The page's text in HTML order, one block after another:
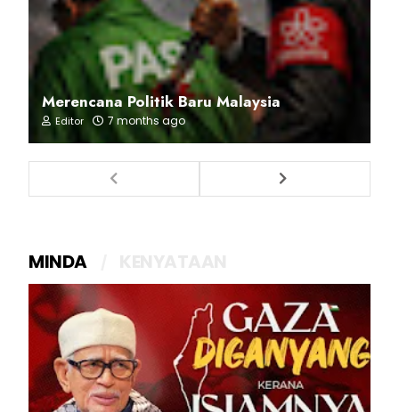
Merencana Politik Baru Malaysia
Editor 7 months ago
MINDA